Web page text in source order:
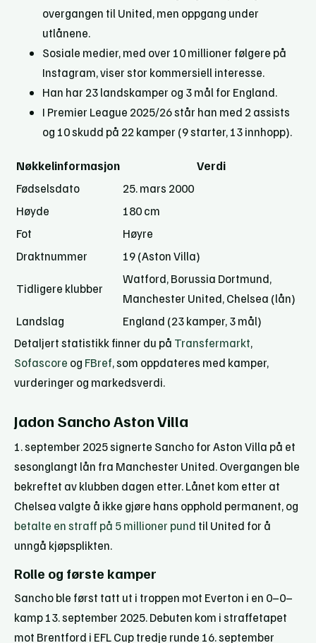
overgangen til United, men oppgang under
utlånene.
Sosiale medier, med over 10 millioner følgere på
Instagram, viser stor kommersiell interesse.
Han har 23 landskamper og 3 mål for England.
I Premier League 2025/26 står han med 2 assists
og 10 skudd på 22 kamper (9 starter, 13 innhopp).
Nøkkelinformasjon
Verdi
Fødselsdato
25. mars 2000
Høyde
180 cm
Fot
Høyre
Draktnummer
19 (Aston Villa)
Tidligere klubber
Watford, Borussia Dortmund,
Manchester United, Chelsea (lån)
Landslag
England (23 kamper, 3 mål)
Detaljert statistikk finner du på Transfermarkt,
Sofascore og FBref, som oppdateres med kamper,
vurderinger og markedsverdi.
Jadon Sancho Aston Villa
1. september 2025 signerte Sancho for Aston Villa på et
sesonglangt lån fra Manchester United. Overgangen ble
bekreftet av klubben dagen etter. Lånet kom etter at
Chelsea valgte å ikke gjøre hans opphold permanent, og
betalte en straff på 5 millioner pund til United for å
unngå kjøpsplikten.
Rolle og første kamper
Sancho ble først tatt ut i troppen mot Everton i en 0–0–
kamp 13. september 2025. Debuten kom i straffetapet
mot Brentford i EFL Cup tredje runde 16. september